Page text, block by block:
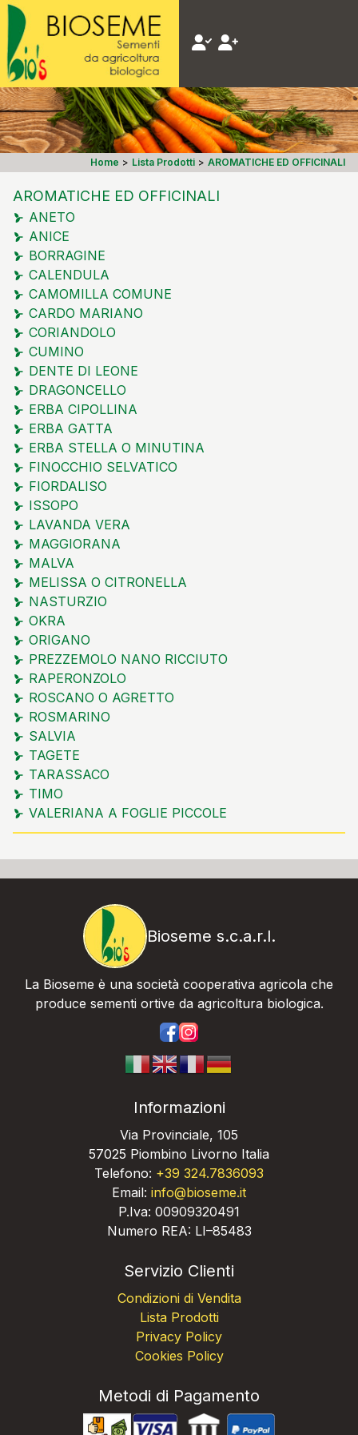
Home > Lista Prodotti > AROMATICHE ED OFFICINALI
AROMATICHE ED OFFICINALI
ANETO
ANICE
BORRAGINE
CALENDULA
CAMOMILLA COMUNE
CARDO MARIANO
CORIANDOLO
CUMINO
DENTE DI LEONE
DRAGONCELLO
ERBA CIPOLLINA
ERBA GATTA
ERBA STELLA O MINUTINA
FINOCCHIO SELVATICO
FIORDALISO
ISSOPO
LAVANDA VERA
MAGGIORANA
MALVA
MELISSA O CITRONELLA
NASTURZIO
OKRA
ORIGANO
PREZZEMOLO NANO RICCIUTO
RAPERONZOLO
ROSCANO O AGRETTO
ROSMARINO
SALVIA
TAGETE
TARASSACO
TIMO
VALERIANA A FOGLIE PICCOLE
Bioseme s.c.a.r.l.
La Bioseme è una società cooperativa agricola che
produce sementi ortive da agricoltura biologica.
Informazioni
Via Provinciale, 105
57025 Piombino Livorno Italia
Telefono: +39 324.7836093
Email: info@bioseme.it
P.Iva: 00909320491
Numero REA: LI–85483
Servizio Clienti
Condizioni di Vendita
Lista Prodotti
Privacy Policy
Cookies Policy
Metodi di Pagamento